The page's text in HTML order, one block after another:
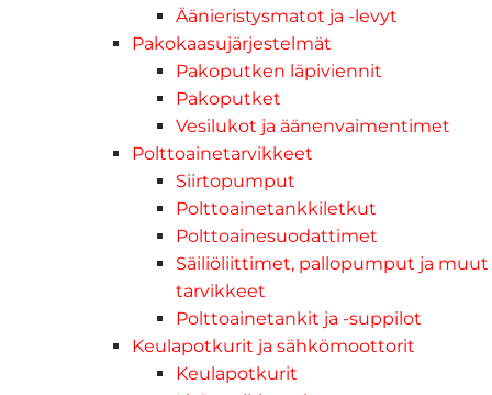
Äänieristysmatot ja -levyt
Pakokaasujärjestelmät
Pakoputken läpiviennit
Pakoputket
Vesilukot ja äänenvaimentimet
Polttoainetarvikkeet
Siirtopumput
Polttoainetankkiletkut
Polttoainesuodattimet
Säiliöliittimet, pallopumput ja muut
tarvikkeet
Polttoainetankit ja -suppilot
Keulapotkurit ja sähkömoottorit
Keulapotkurit